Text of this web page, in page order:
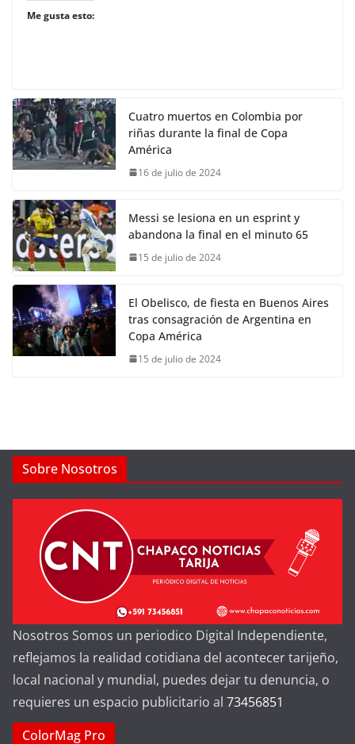
Me gusta esto:
Cuatro muertos en Colombia por
riñas durante la final de Copa
América
16 de julio de 2024
Messi se lesiona en un esprint y
abandona la final en el minuto 65
15 de julio de 2024
El Obelisco, de fiesta en Buenos Aires
tras consagración de Argentina en
Copa América
15 de julio de 2024
Sobre Nosotros
Nosotros Somos un periodico Digital Independiente,
reflejamos la realidad cotidiana del acontecer tarijeño,
local nacional y mundial, puedes dejar tu denuncia, o
requieres un espacio publicitario al 73456851
ColorMag Pro